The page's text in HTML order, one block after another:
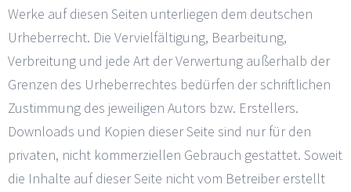
Werke auf diesen Seiten unterliegen dem deutschen
Urheberrecht. Die Vervielfältigung, Bearbeitung,
Verbreitung und jede Art der Verwertung außerhalb der
Grenzen des Urheberrechtes bedürfen der schriftlichen
Zustimmung des jeweiligen Autors bzw. Erstellers.
Downloads und Kopien dieser Seite sind nur für den
privaten, nicht kommerziellen Gebrauch gestattet. Soweit
die Inhalte auf dieser Seite nicht vom Betreiber erstellt